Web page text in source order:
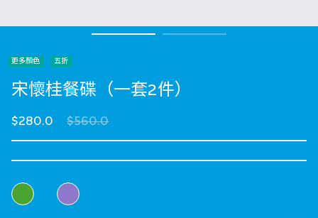
更多顏色 五折
宋懷桂餐碟（一套2件）
$280.0 Price reduced from
$560.0to
選擇 顏色